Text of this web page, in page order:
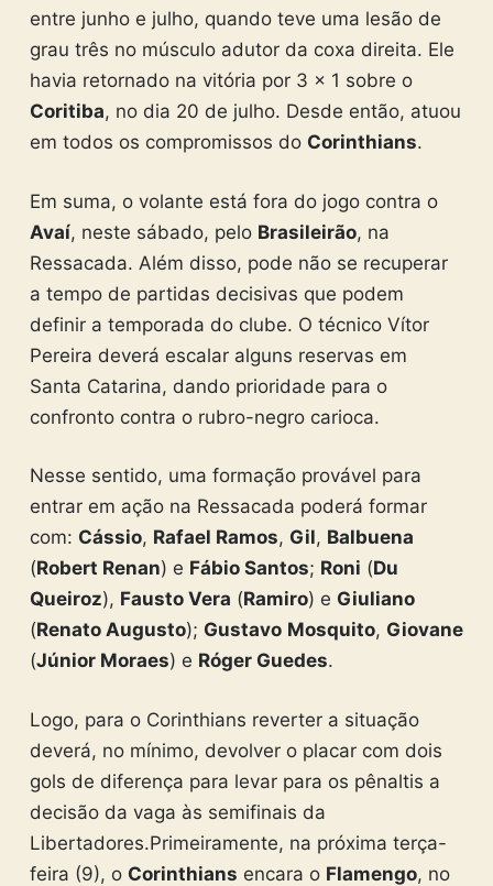
entre junho e julho, quando teve uma lesão de
grau três no músculo adutor da coxa direita. Ele
havia retornado na vitória por 3 x 1 sobre o
Coritiba, no dia 20 de julho. Desde então, atuou
em todos os compromissos do Corinthians.
Em suma, o volante está fora do jogo contra o
Avaí, neste sábado, pelo Brasileirão, na
Ressacada. Além disso, pode não se recuperar
a tempo de partidas decisivas que podem
definir a temporada do clube. O técnico Vítor
Pereira deverá escalar alguns reservas em
Santa Catarina, dando prioridade para o
confronto contra o rubro-negro carioca.
Nesse sentido, uma formação provável para
entrar em ação na Ressacada poderá formar
com: Cássio, Rafael Ramos, Gil, Balbuena
(Robert Renan) e Fábio Santos; Roni (Du
Queiroz), Fausto Vera (Ramiro) e Giuliano
(Renato Augusto); Gustavo Mosquito, Giovane
(Júnior Moraes) e Róger Guedes.
Logo, para o Corinthians reverter a situação
deverá, no mínimo, devolver o placar com dois
gols de diferença para levar para os pênaltis a
decisão da vaga às semifinais da
Libertadores.Primeiramente, na próxima terça-
feira (9), o Corinthians encara o Flamengo, no